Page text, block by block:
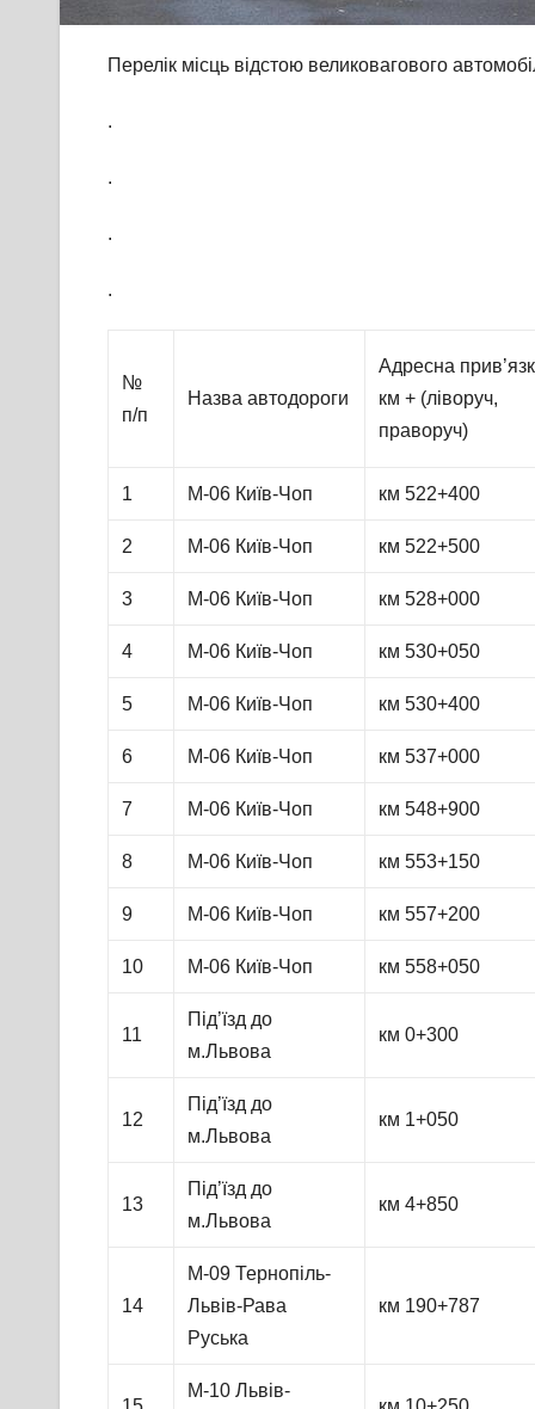
Перелік місць відстою великовагового
.
.
.
.
№
п/п
Назва автодороги
Адресна
км + (ліворуч,
праворуч)
1 М-06 Київ-Чоп км 522+400
2 М-06 Київ-Чоп км 522+500
3 М-06 Київ-Чоп км 528+000
4 М-06 Київ-Чоп км 530+050
5 М-06 Київ-Чоп км 530+400
6 М-06 Київ-Чоп км 537+000
7 М-06 Київ-Чоп км 548+900
8 М-06 Київ-Чоп км 553+150
9 М-06 Київ-Чоп км 557+200
10 М-06 Київ-Чоп км 558+050
11
Під’їзд до
м.Львова
км 0+300
12
Під’їзд до
м.Львова
км 1+050
13
Під’їзд до
м.Львова
км 4+850
14
М-09 Тернопіль-
Львів-Рава
Руська
км 190+787
М-10 Львів-